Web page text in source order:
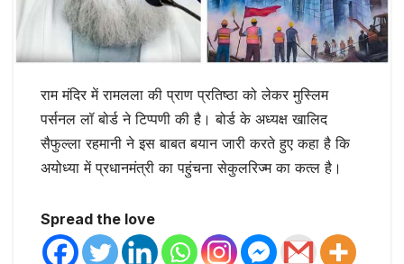
राम मंदिर में रामलला की प्राण प्रतिष्ठा को लेकर मुस्लिम
पर्सनल लॉ बोर्ड ने टिप्पणी की है। बोर्ड के अध्यक्ष खालिद
सैफुल्ला रहमानी ने इस बाबत बयान जारी करते हुए कहा है कि
अयोध्या में प्रधानमंत्री का पहुंचना सेकुलरिज्म का कत्ल है।
Spread the love